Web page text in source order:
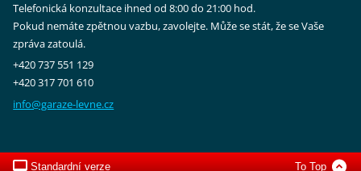
Telefonická konzultace ihned od 8:00 do 21:00 hod.
Pokud nemáte zpětnou vazbu, zavolejte. Může se stát, že se Vaše
zpráva zatoulá.
+420 737 551 129
+420 317 701 610
info@garaze-levne.cz
Standardní verze To Top